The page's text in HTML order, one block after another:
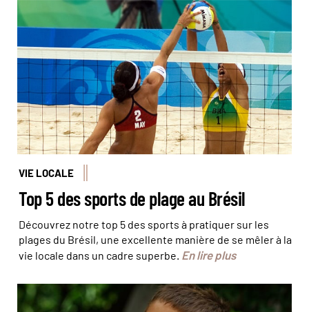
L'équipe de beach-volley du Brésil, finaliste aux jeux
Olympiques de Pékin en 2008 © Craig Maccubbin
VIE LOCALE
Top 5 des sports de plage au Brésil
Découvrez notre top 5 des sports à pratiquer sur les
plages du Brésil, une excellente manière de se mêler à la
vie locale dans un cadre superbe. En lire plus
© Antoine Lorgnier